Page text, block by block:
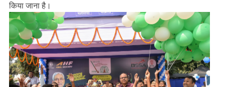
किया जाना है।